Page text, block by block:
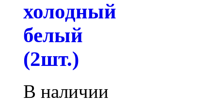
холодный
белый
(2шт.)
В наличии